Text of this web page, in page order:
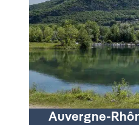
Auvergne-